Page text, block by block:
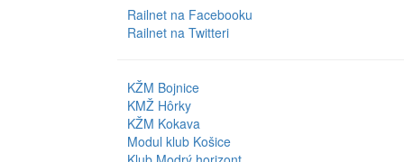
Railnet na Facebooku
Railnet na Twitteri
KŽM Bojnice
KMŽ Hôrky
KŽM Kokava
Modul klub Košice